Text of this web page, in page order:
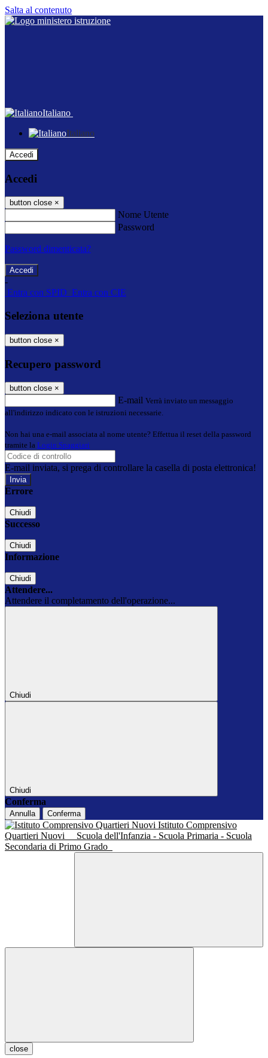
Salta al contenuto
Italiano
Italiano
Accedi
Accedi
button close ×
Nome Utente
Password
Password dimenticata?
-
Entra con SPID Entra con CIE
Seleziona utente
button close ×
Recupero password
button close ×
E-mail Verrà inviato un messaggio
all'indirizzo indicato con le istruzioni necessarie.
Non hai una e-mail associata al nome utente? Effettua il reset della password
tramite la Login Spaggiari
E-mail inviata, si prega di controllare la casella di posta elettronica!
Errore
Chiudi
Successo
Chiudi
Informazione
Chiudi
Attendere...
Attendere il completamento dell'operazione...
Chiudi
Chiudi
Conferma
Annulla Conferma
Istituto Comprensivo
Quartieri Nuovi
Scuola dell'Infanzia - Scuola Primaria - Scuola
Secondaria di Primo Grado
close